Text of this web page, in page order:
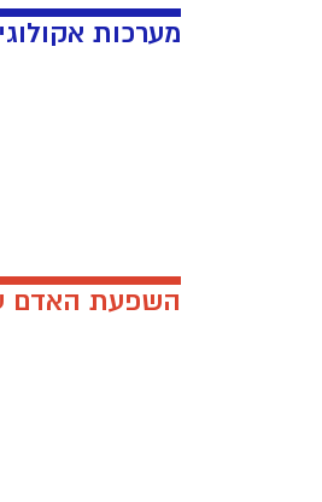
מערכות
השפעת האדם